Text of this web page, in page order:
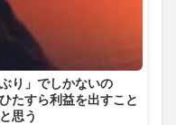
り」でしかないの
たすら利益を出すこと
思う